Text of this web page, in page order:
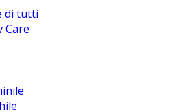
di tutti
Care